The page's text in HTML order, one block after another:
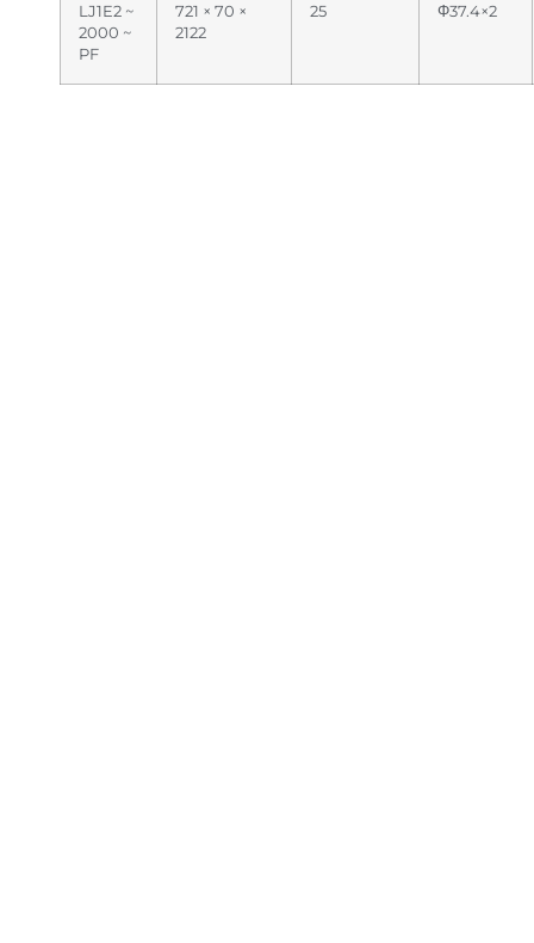
LJ1E2 ~
2000 ~
PF
721 × 70 ×
2122
25 Φ37.4×2